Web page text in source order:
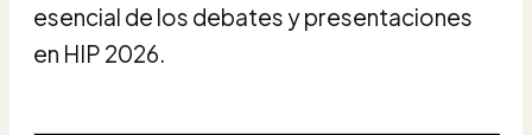
esencial de los debates y presentaciones
en HIP 2026.